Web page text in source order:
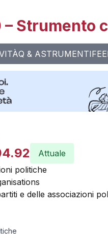
– Strumento
Q & ASTRUMENTI
Attuale
politiche
e delle associazioni